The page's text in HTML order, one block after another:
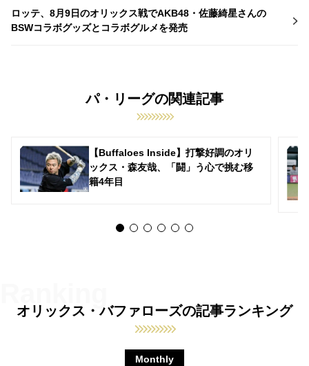
ロッテ、8月9日のオリックス戦でAKB48・佐藤綺星さんの
BSWコラボグッズとコラボグルメを発売
パ・リーグの関連記事
【Buffaloes Inside】打撃好調のオリ
ックス・森友哉、「闘」う心で挑む移
籍4年目
オリックス・バファローズの記事ランキング
Monthly